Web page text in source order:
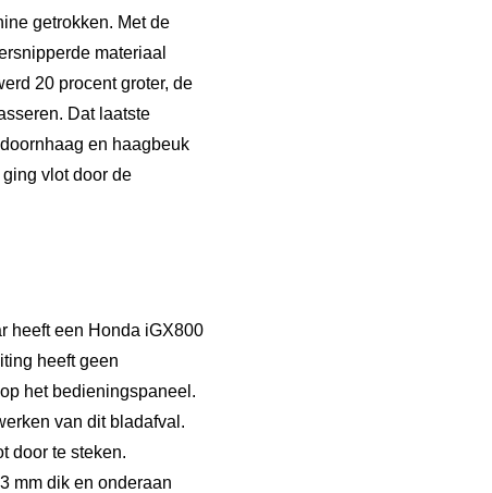
getrokken. Met de
materiaal
20 procent groter, de
Dat laatste
en haagbeuk
vlot door de
heeft een Honda iGX800
heeft geen
het bedieningspaneel.
van dit bladafval.
door te steken.
mm dik en onderaan